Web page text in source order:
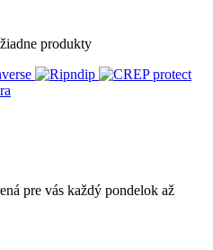
produkty
pre vás každý pondelok až